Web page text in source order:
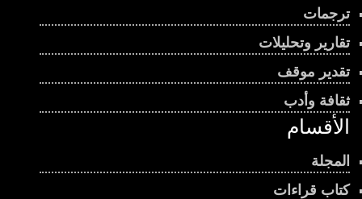
ترجمات
تقارير وتحليلات
تقدير موقف
ثقافة وأدب
الأقسام
المجلة
كتاب قراءات